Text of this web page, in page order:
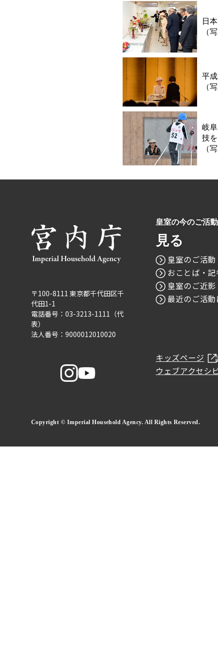
日
（
平
（
岐
技
（
〒100-8111 東京都千代田区千
代田1-1
電話番号：03-3213-1111（代
表）
法人番号：9000012010020
皇室の今のご活
見る
皇室のご活
おことば・
皇室のご近影
最近のご活
キッズページ
ウェブアクセシ
Copyright © Imperial Household Agency. All Rights Reserved.